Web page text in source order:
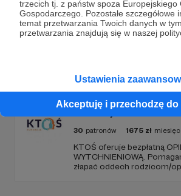
trzecich tj. z państw spoza Europejskiego
Gospodarczego. Pozostałe szczegółowe
temat przetwarzania Twoich danych w
przetwarzania znajdują się w naszej
Ustawienia
Akceptuję i przechodzę do
Liga
139 patronów 7430 zł
Fundacja Liga
odwiedziny w szpitalach,
Naszą misją jest niesienie
Fundacja KTOŚ
30 patronów 1675 zł
KTOŚ oferuje bezpłatną
WYTCHNIENIOWĄ.
złapać oddech rodzicom/